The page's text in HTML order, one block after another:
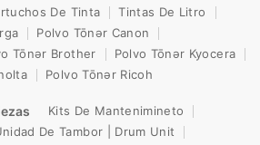
De Tinta
Tintas De Litro
Polvo Tōnər Canon
Tōnər Brother
Polvo Tōnər Kyocera
Polvo Tōnər Ricoh
Kits De Mantenimineto
De Tambor | Drum Unit